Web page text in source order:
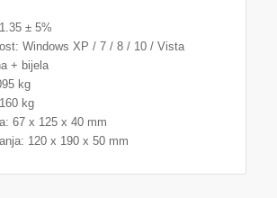
± 5%
Windows XP / 7 / 8 / 10 / Vista
+ bijela
kg
kg
67 x 125 x 40 mm
120 x 190 x 50 mm